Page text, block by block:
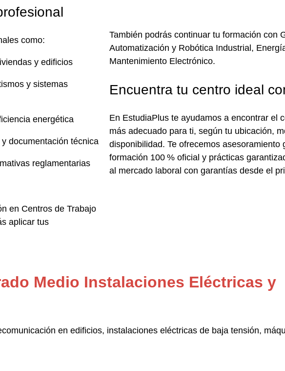
como:
y edificios
y sistemas
energética
documentación técnica
reglamentarias
en Centros de Trabajo
aplicar tus
También podrás continuar tu formación con
Automatización y Robótica Industrial,
Mantenimiento Electrónico.
Encuentra tu centro ideal
En EstudiaPlus te ayudamos a encontrar el
más adecuado para ti, según tu ubicación,
disponibilidad. Te ofrecemos asesoramiento
formación 100 % oficial y prácticas
al mercado laboral con garantías desde el
Medio Instalaciones Eléctricas y
en edificios, instalaciones eléctricas de baja tensión,